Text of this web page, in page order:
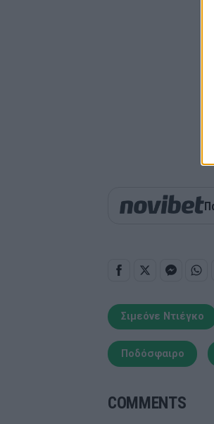
Σιμεόνε Ντιέγκο
Ποδόσφαιρο
COMMENTS